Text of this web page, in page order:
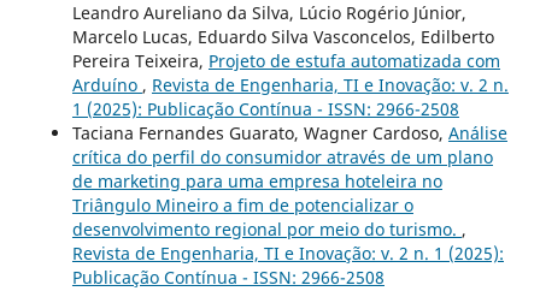
Leandro Aureliano da Silva, Lúcio Rogério Júnior,
Marcelo Lucas, Eduardo Silva Vasconcelos, Edilberto
Pereira Teixeira, Projeto de estufa automatizada com
Arduíno , Revista de Engenharia, TI e Inovação: v. 2 n.
1 (2025): Publicação Contínua - ISSN: 2966-2508
Taciana Fernandes Guarato, Wagner Cardoso, Análise
crítica do perfil do consumidor através de um plano
de marketing para uma empresa hoteleira no
Triângulo Mineiro a fim de potencializar o
desenvolvimento regional por meio do turismo. ,
Revista de Engenharia, TI e Inovação: v. 2 n. 1 (2025):
Publicação Contínua - ISSN: 2966-2508